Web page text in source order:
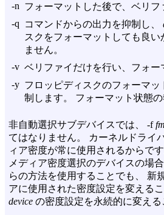
-n フォーマットした後で、ベリフ
-q
コマンドからの出力を抑制し、
スクをフォーマットしても良
ません。
-v ベリファイだけを行い、フォー
-y フロッピディスクのフォーマ
制します。 フォーマット状態の
非自動選択サブデバイスでは、 -f
てはなりません。 カーネルドライ
ィア密度が常に使用されるからで
メディア密度選択のデバイスの場
らの方法を使用することでも、 新
アに使用された密度設定を変える
device の密度設定を永続的に変える